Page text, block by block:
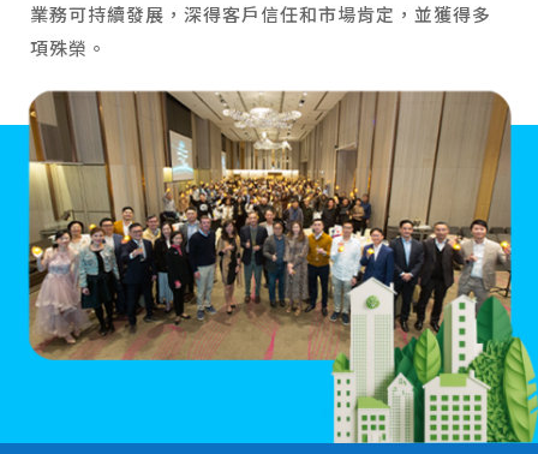
業務可持續發展，深得客戶信任和市場肯定，並獲得多
項殊榮。